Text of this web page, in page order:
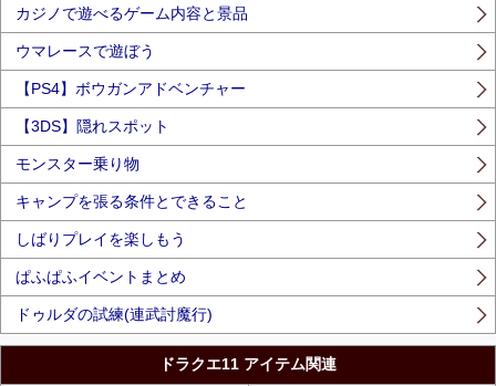
カジノで遊べるゲーム内容と景品
ウマレースで遊ぼう
【PS4】ボウガンアドベンチャー
【3DS】隠れスポット
モンスター乗り物
キャンプを張る条件とできること
しばりプレイを楽しもう
ぱふぱふイベントまとめ
ドゥルダの試練(連武討魔行)
ドラクエ11 アイテム関連